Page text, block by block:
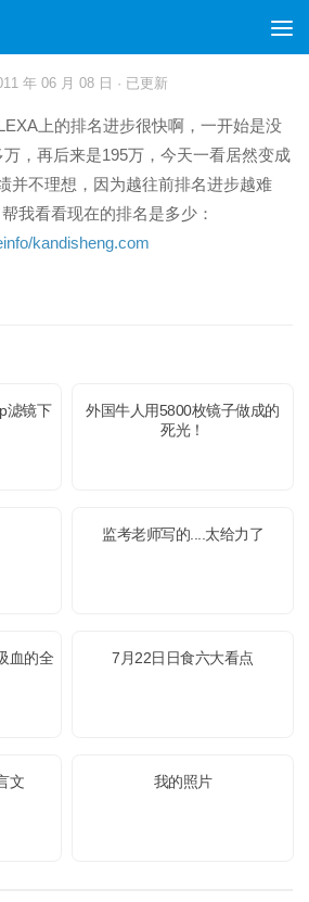
年 06 月 08 日 · 已更新
上的排名进步很快啊，一开始是没
，再后来是195万，今天一看居然变成
并不理想，因为越往前排名进步越难
我看看现在的排名是多少：
kandisheng.com
滤镜下
外国牛人用5800枚镜子做成的
死光！
监考老师写的....太给力了
血的全
7月22日日食六大看点
文 我的照片